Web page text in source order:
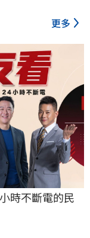
更多
時不斷電的民